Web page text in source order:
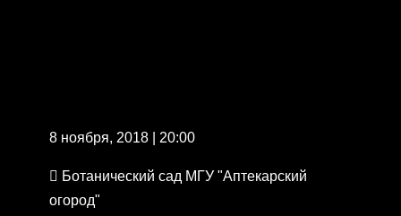
8 ноября, 2018 | 20:00
Ботанический сад МГУ "Аптекарский
огород"